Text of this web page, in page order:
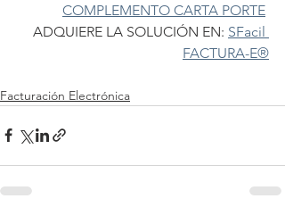
COMPLEMENTO CARTA PORTE
ADQUIERE LA SOLUCIÓN EN: SFacil
FACTURA-E®
Facturación Electrónica